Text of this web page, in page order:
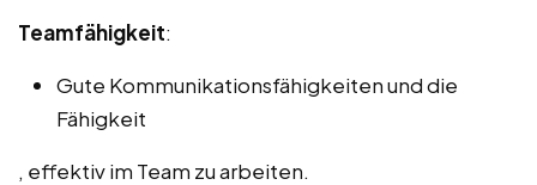
Teamfähigkeit:
Gute Kommunikationsfähigkeiten und die
Fähigkeit
, effektiv im Team zu arbeiten.